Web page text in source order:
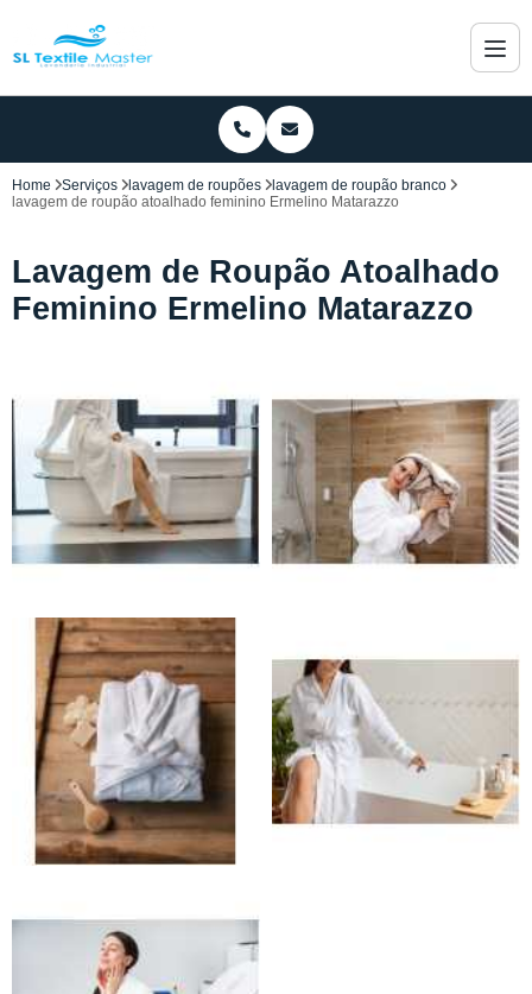
Home Serviços lavagem de roupões
lavagem de roupão branco
lavagem de roupão atoalhado feminino Ermelino Matarazzo
Lavagem de Roupão Atoalhado
Feminino Ermelino Matarazzo